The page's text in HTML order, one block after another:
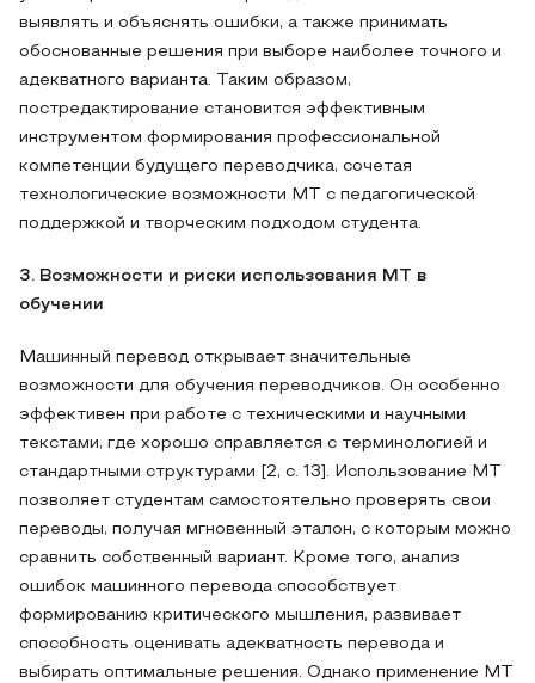
выявлять и объяснять ошибки, а также принимать
обоснованные решения при выборе наиболее точного и
адекватного варианта. Таким образом,
постредактирование становится эффективным
инструментом формирования профессиональной
компетенции будущего переводчика, сочетая
технологические возможности MT с педагогической
поддержкой и творческим подходом студента.
3. Возможности и риски использования MT в
обучении
Машинный перевод открывает значительные
возможности для обучения переводчиков. Он особенно
эффективен при работе с техническими и научными
текстами, где хорошо справляется с терминологией и
стандартными структурами [2, с. 13]. Использование MT
позволяет студентам самостоятельно проверять свои
переводы, получая мгновенный эталон, с которым можно
сравнить собственный вариант. Кроме того, анализ
ошибок машинного перевода способствует
формированию критического мышления, развивает
способность оценивать адекватность перевода и
выбирать оптимальные решения. Однако применение MT